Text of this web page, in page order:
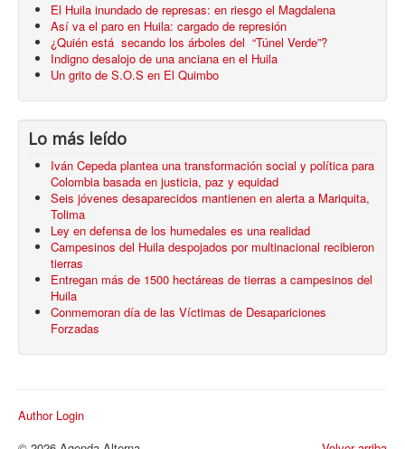
El Huila inundado de represas: en riesgo el Magdalena
Así va el paro en Huila: cargado de represión
¿Quién está secando los árboles del “Túnel Verde”?
Indigno desalojo de una anciana en el Huila
Un grito de S.O.S en El Quimbo
Lo más leído
Iván Cepeda plantea una transformación social y política para
Colombia basada en justicia, paz y equidad
Seis jóvenes desaparecidos mantienen en alerta a Mariquita,
Tolima
Ley en defensa de los humedales es una realidad
Campesinos del Huila despojados por multinacional recibieron
tierras
Entregan más de 1500 hectáreas de tierras a campesinos del
Huila
Conmemoran día de las Víctimas de Desapariciones
Forzadas
Author Login